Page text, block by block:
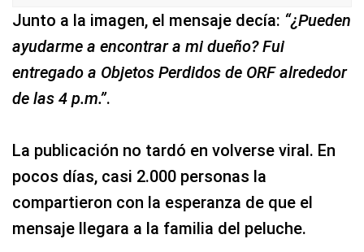
Junto a la imagen, el mensaje decía: “¿Pueden
ayudarme a encontrar a mi dueño? Fui
entregado a Objetos Perdidos de ORF alrededor
de las 4 p.m.”.
La publicación no tardó en volverse viral. En
pocos días, casi 2.000 personas la
compartieron con la esperanza de que el
mensaje llegara a la familia del peluche.